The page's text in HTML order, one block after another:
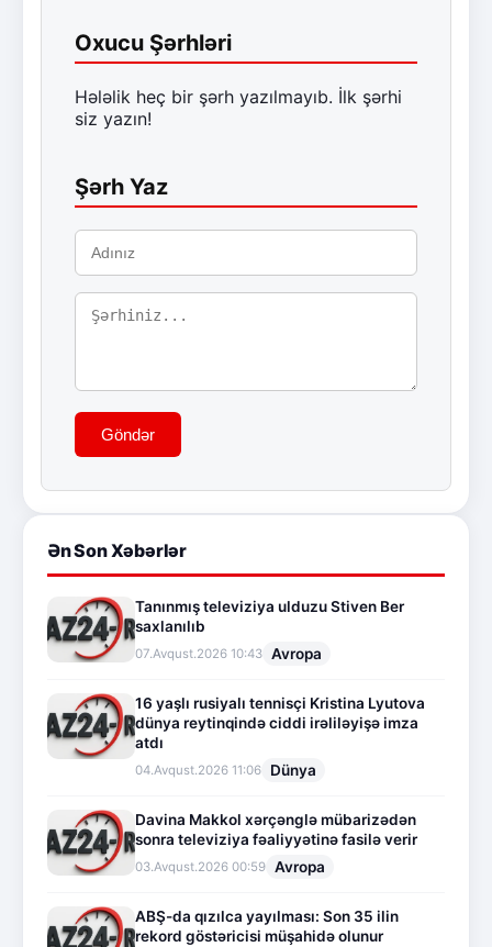
Oxucu Şərhləri
Hələlik heç bir şərh yazılmayıb. İlk şərhi
siz yazın!
Şərh Yaz
Göndər
Ən Son Xəbərlər
Tanınmış televiziya ulduzu Stiven Ber
saxlanılıb
07.Avqust.2026 10:43 Avropa
16 yaşlı rusiyalı tennisçi Kristina Lyutova
dünya reytinqində ciddi irəliləyişə imza
atdı
04.Avqust.2026 11:06 Dünya
Davina Makkol xərçənglə mübarizədən
sonra televiziya fəaliyyətinə fasilə verir
03.Avqust.2026 00:59 Avropa
ABŞ-da qızılca yayılması: Son 35 ilin
rekord göstəricisi müşahidə olunur